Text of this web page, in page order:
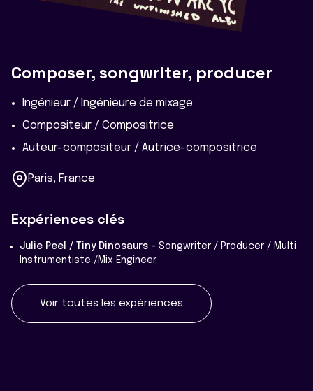
Composer, songwriter, producer
Ingénieur / Ingénieure de mixage
Compositeur / Compositrice
Auteur-compositeur / Autrice-compositrice
Paris, France
Expériences clés
Julie Peel / Tiny Dinosaurs - Songwriter / Producer / Multi
Instrumentiste /Mix Engineer
Voir toutes les expériences